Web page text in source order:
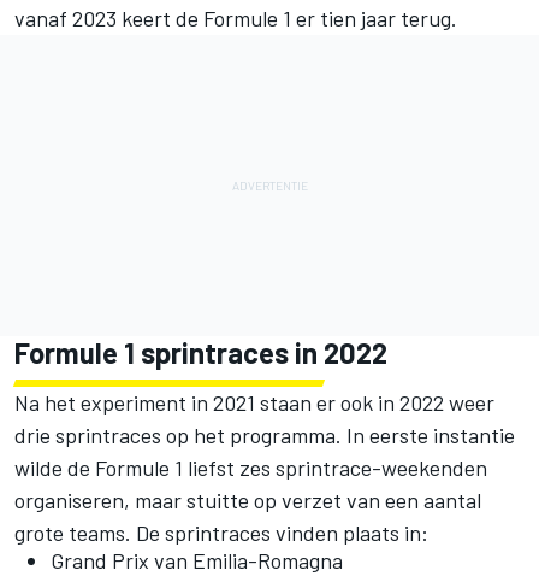
vanaf 2023 keert de Formule 1 er tien jaar terug.
Formule 1 sprintraces in 2022
Na het experiment in 2021 staan er ook in 2022 weer
drie sprintraces op het programma. In eerste instantie
wilde de Formule 1 liefst zes sprintrace-weekenden
organiseren, maar stuitte op verzet van een aantal
grote teams. De sprintraces vinden plaats in:
Grand Prix van Emilia-Romagna